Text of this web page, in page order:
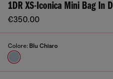
1DR XS-Iconica Mini Bag In
€350.00
Colore: Blu Chiaro